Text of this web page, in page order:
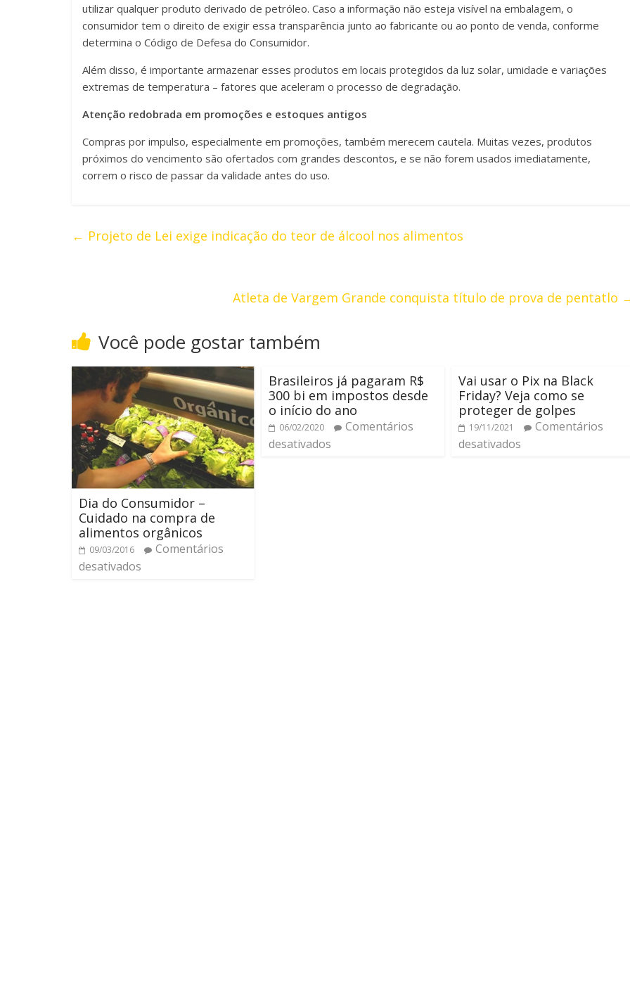
utilizar qualquer produto derivado de petróleo. Caso a informação não esteja visível na embalagem, o
consumidor tem o direito de exigir essa transparência junto ao fabricante ou ao ponto de venda, conforme
determina o Código de Defesa do Consumidor.
Além disso, é importante armazenar esses produtos em locais protegidos da luz solar, umidade e variações
extremas de temperatura – fatores que aceleram o processo de degradação.
Atenção redobrada em promoções e estoques antigos
Compras por impulso, especialmente em promoções, também merecem cautela. Muitas vezes, produtos
próximos do vencimento são ofertados com grandes descontos, e se não forem usados imediatamente,
correm o risco de passar da validade antes do uso.
← Projeto de Lei exige indicação do teor de álcool nos alimentos
Atleta de Vargem Grande conquista título de prova de pentatlo
Você pode gostar também
Dia do Consumidor –
Cuidado na compra de
alimentos orgânicos
09/03/2016
Comentários
desativados
Brasileiros já pagaram R$
300 bi em impostos desde
o início do ano
06/02/2020
Comentários
desativados
Vai usar o Pix na Black
Friday? Veja como se
proteger de golpes
19/11/2021
Comentários
desativados